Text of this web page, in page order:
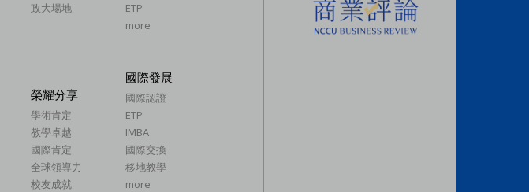
政大場地
ETP
more
國際發展
國際認證
ETP
IMBA
國際交換
移地教學
more
榮耀分享
學術肯定
教學卓越
國際肯定
全球領導力
校友成就